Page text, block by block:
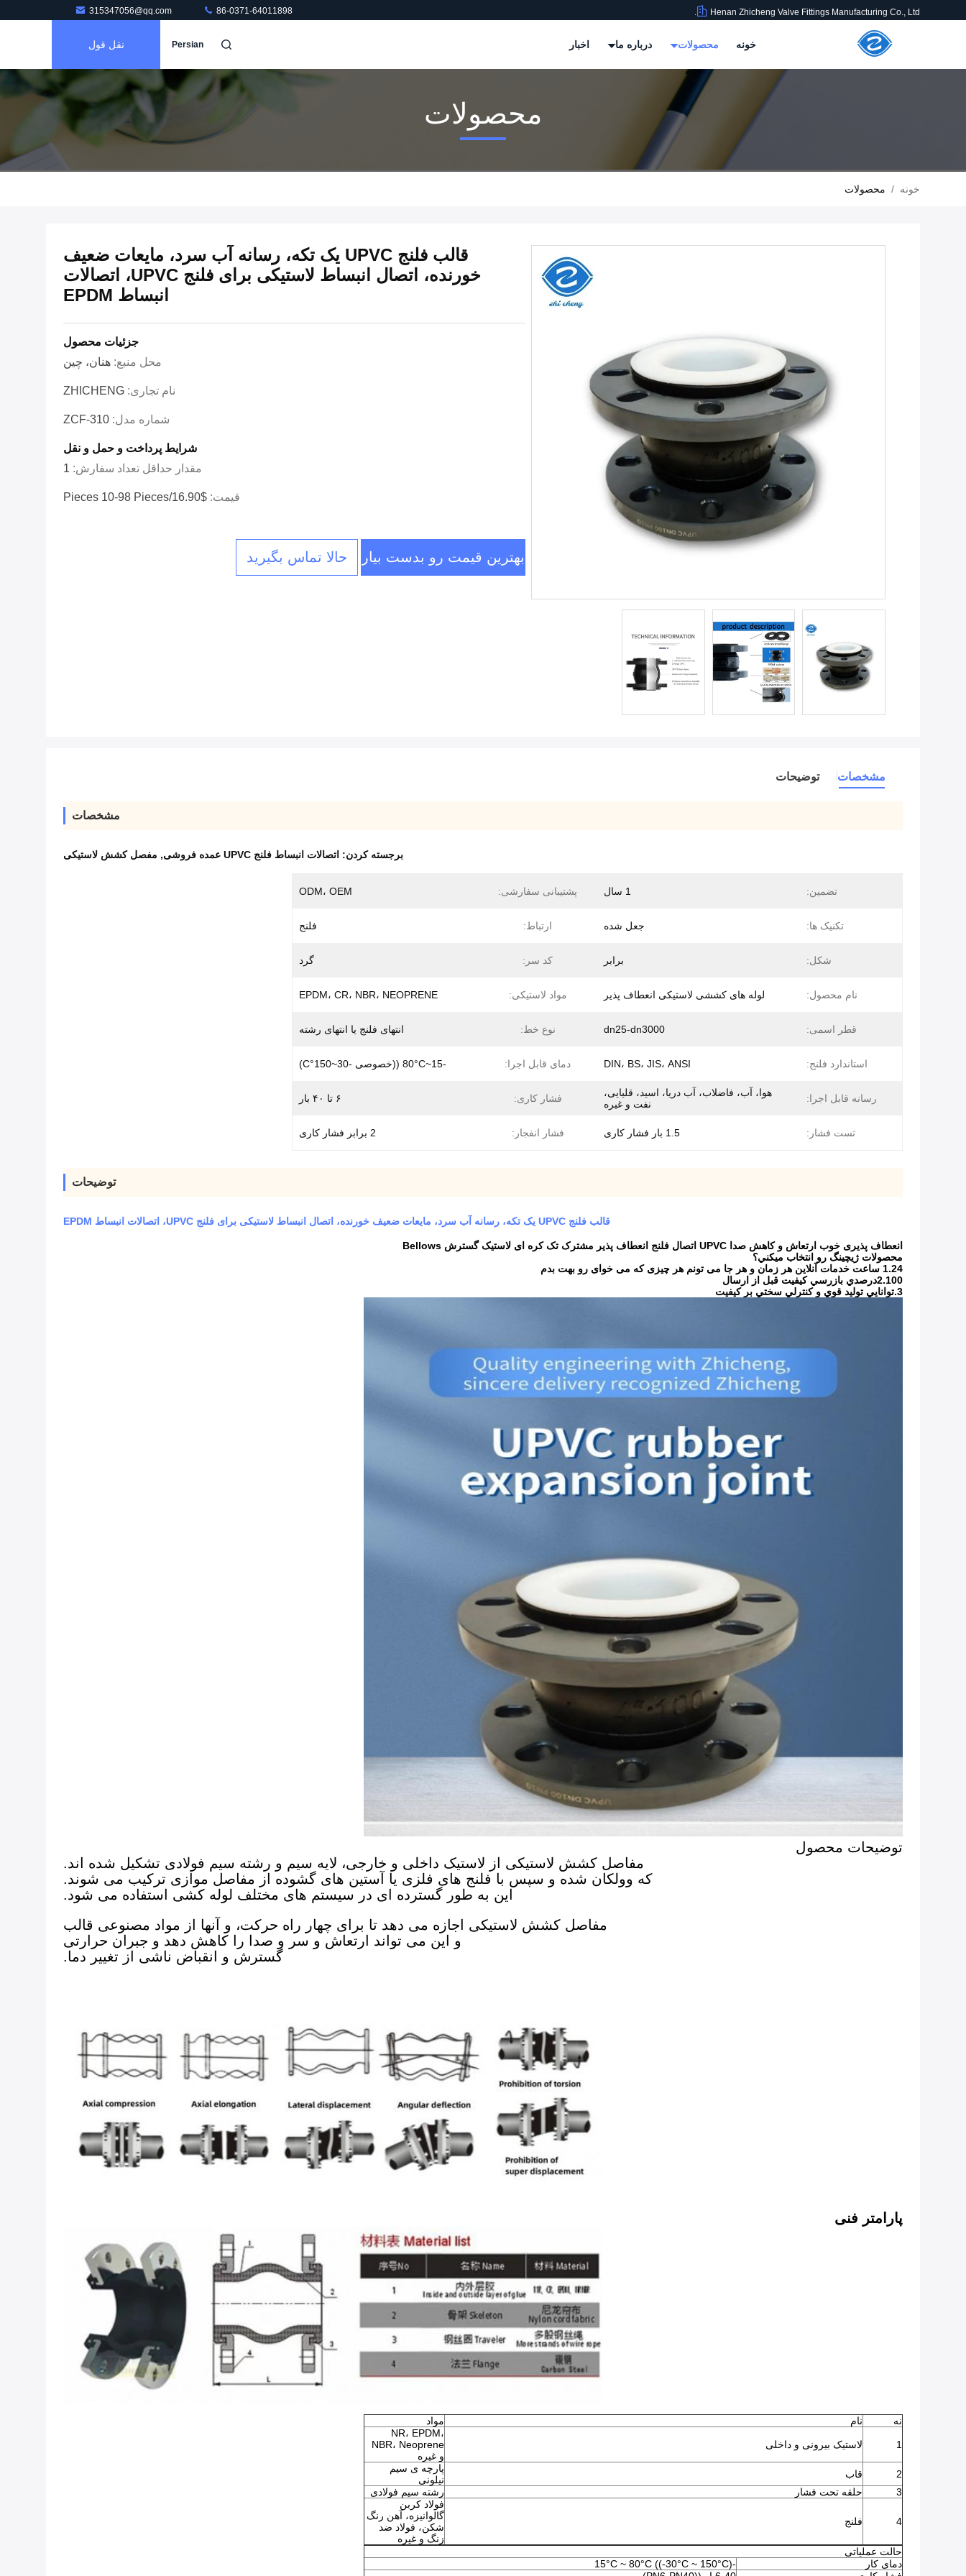
Henan Zhicheng Valve Fittings Manufacturing Co., Ltd.
315347056@qq.com 86-0371-64011898
خونه محصولات درباره ما اخبار Persian نقل قول
محصولات
خونه / محصولات
قالب فلنج UPVC یک تکه، رسانه آب سرد، مایعات ضعیف
خورنده، اتصال انبساط لاستیکی برای فلنج UPVC، اتصالات
انبساط EPDM
جزئیات محصول
محل منبع: هنان، چین
نام تجاری: ZHICHENG
شماره مدل: ZCF-310
شرایط پرداخت و حمل و نقل
مقدار حداقل تعداد سفارش: 1
قیمت: $16.90/pieces 10-98 Pieces
بهترین قیمت رو بدست بیار حالا تماس بگیرید
مشخصات توضیحات
مشخصات
برجسته کردن: اتصالات انبساط فلنج UPVC عمده فروشی , مفصل کشش لاستیکی
تضمین: 1 سال پشتیبانی سفارشی: ODM، OEM
تکنیک ها: جعل شده ارتباط: فلنج
شکل: برابر کد سر: گرد
نام محصول: لوله های کششی لاستیکی انعطاف پذیر مواد لاستیکی: EPDM، CR، NBR، NEOPRENE
قطر اسمی: dn25-dn3000 نوع خط: انتهای فلنج یا انتهای رشته
استاندارد فلنج: DIN، BS، JIS، ANSI دمای قابل اجرا: -15~80°C ((خصوصی -30~150°C)
رسانه قابل اجرا:
هوا، آب، فاضلاب، آب دریا، اسید، قلیایی،
نفت و غیره
فشار کاری: ۶ تا ۴۰ بار
تست فشار: 1.5 بار فشار کاری فشار انفجار: 2 برابر فشار کاری
توضیحات
قالب فلنج UPVC یک تکه، رسانه آب سرد، مایعات ضعیف خورنده، اتصال انبساط لاستیکی برای فلنج UPVC، اتصالات انبساط EPDM
انعطاف پذیری خوب ارتعاش و کاهش صدا UPVC اتصال فلنج انعطاف پذیر مشترک تک کره ای لاستیک گسترش Bellows
محصولات ژيچينگ رو انتخاب ميکني؟
1.24 ساعت خدمات آنلاین هر زمان و هر جا می تونم هر چیزی که می خوای رو بهت بدم
2.100درصدي بازرسي کيفيت قبل از ارسال
3.توانايي توليد قوي و کنترلي سختي بر کيفيت
توضیحات محصول
مفاصل کشش لاستیکی از لاستیک داخلی و خارجی، لایه سیم و رشته سیم فولادی تشکیل شده اند.
که وولکان شده و سپس با فلنج های فلزی یا آستین های گشوده از مفاصل موازی ترکیب می شوند.
این به طور گسترده ای در سیستم های مختلف لوله کشی استفاده می شود.
مفاصل کشش لاستیکی اجازه می دهد تا برای چهار راه حرکت، و آنها از مواد مصنوعی قالب
و این می تواند ارتعاش و سر و صدا را کاهش دهد و جبران حرارتی
گسترش و انقباض ناشی از تغییر دما.
پارامتر فنی
نه نام مواد
1 لاستیک بیرونی و داخلی
NR، EPDM،
NBR، Neoprene
و غیره
2
قاب
پارچه ی سیم
نیلونی
3
حلقه تحت فشار رشته سیم فولادی
4 فلنج
فولاد کربن
گالوانیزه، آهن رنگ
شکن، فولاد ضد
زنگ و غیره
حالت عملیاتی
دمای کار
-15°C ~ 80°C ((-30°C ~ 150°C)